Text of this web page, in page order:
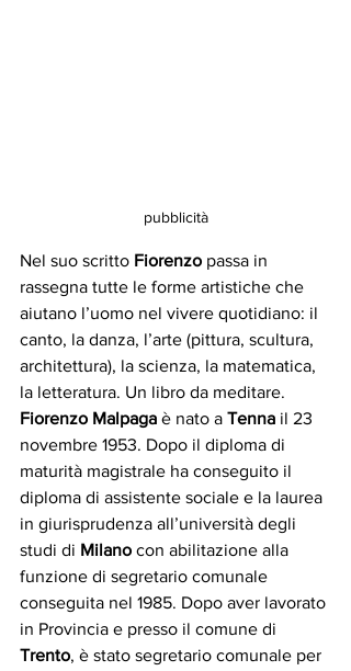
pubblicità
Nel suo scritto Fiorenzo passa in
rassegna tutte le forme artistiche che
aiutano l’uomo nel vivere quotidiano: il
canto, la danza, l’arte (pittura, scultura,
architettura), la scienza, la matematica,
la letteratura. Un libro da meditare.
Fiorenzo Malpaga è nato a Tenna il 23
novembre 1953. Dopo il diploma di
maturità magistrale ha conseguito il
diploma di assistente sociale e la laurea
in giurisprudenza all’università degli
studi di Milano con abilitazione alla
funzione di segretario comunale
conseguita nel 1985. Dopo aver lavorato
in Provincia e presso il comune di
Trento, è stato segretario comunale per